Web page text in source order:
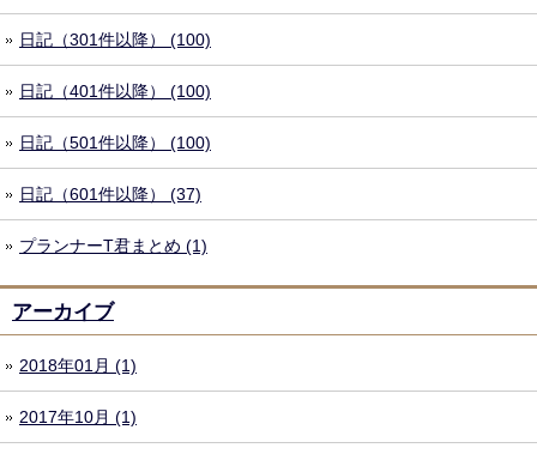
日記（301件以降） (100)
日記（401件以降） (100)
日記（501件以降） (100)
日記（601件以降） (37)
プランナーT君まとめ (1)
アーカイブ
2018年01月 (1)
2017年10月 (1)